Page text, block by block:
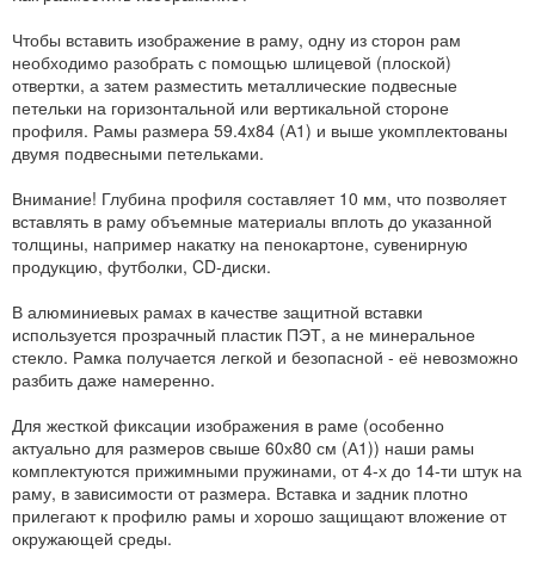
Чтобы вставить изображение в раму, одну из сторон рам
необходимо разобрать с помощью шлицевой (плоской)
отвертки, а затем разместить металлические подвесные
петельки на горизонтальной или вертикальной стороне
профиля. Рамы размера 59.4x84 (А1) и выше укомплектованы
двумя подвесными петельками.
Внимание! Глубина профиля составляет 10 мм, что позволяет
вставлять в раму объемные материалы вплоть до указанной
толщины, например накатку на пенокартоне, сувенирную
продукцию, футболки, CD-диски.
В алюминиевых рамах в качестве защитной вставки
используется прозрачный пластик ПЭТ, а не минеральное
стекло. Рамка получается легкой и безопасной - её невозможно
разбить даже намеренно.
Для жесткой фиксации изображения в раме (особенно
актуально для размеров свыше 60х80 см (А1)) наши рамы
комплектуются прижимными пружинами, от 4-х до 14-ти штук на
раму, в зависимости от размера. Вставка и задник плотно
прилегают к профилю рамы и хорошо защищают вложение от
окружающей среды.